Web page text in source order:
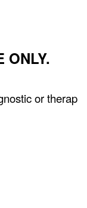
ONLY.
or therap